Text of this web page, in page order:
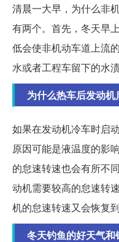
清晨一大早，为什么非
有两个。首先，冬天早
低会使非机动车道上流
水或者工程车留下的水
为什么热车后发动机
如果在发动机冷车时启
原因可能是液温度的影
的怠速转速也会有所不
动机需要较高的怠速转
机的怠速转速又会恢复到
冬天钓鱼的好天气和